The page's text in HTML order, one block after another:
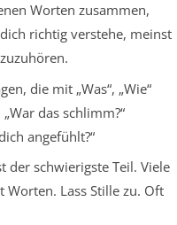
Worten zusammen,
richtig verstehe, meinst
die mit „Was“, „Wie“
das schlimm?“
angefühlt?“
der schwierigste Teil. Viele
Worten. Lass Stille zu. Oft